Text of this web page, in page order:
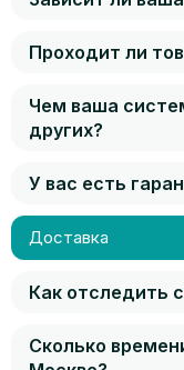
Проходит ли
Чем ваша
других?
У вас есть
Доставка
Как отследить
Сколько